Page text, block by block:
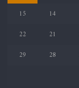
14
15
21
22
28
29